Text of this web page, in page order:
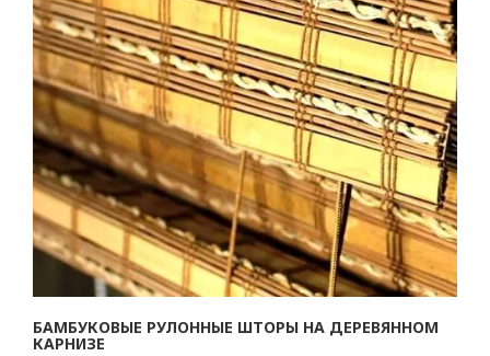
БАМБУКОВЫЕ РУЛОННЫЕ ШТОРЫ НА ДЕРЕВЯННОМ
КАРНИЗЕ